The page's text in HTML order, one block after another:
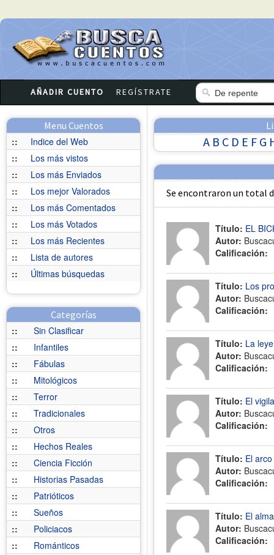
AÑADIR CUENTO REGÍSTRATE
Menu Cuentos
::
Indice del Web
::
Los más vistos
::
Los más Enviados
::
Los mejor Valorados
::
Los más Comentados
::
Los más Votados
::
Los más Recientes
::
Lista de autores
::
Últimas búsquedas
Categorías
::
Sin Clasificar
::
Infantiles
::
Fábulas
::
Mitológicos
::
Terror
::
Tradicionales
::
Otros
::
Hechos Reales
::
Ciencia Ficción
::
Historias Pasadas
::
Patrióticos
::
Sueños
::
Policiacos
::
Románticos
A B C D E F G
Se encontraron un total
Título: EL
Autor:
Calificación:
Título: Los
Autor:
Calificación:
Título: La
Autor:
Calificación:
Título: El
Autor:
Calificación:
Título: El
Autor:
Calificación:
Título: El
Autor:
Calificación: